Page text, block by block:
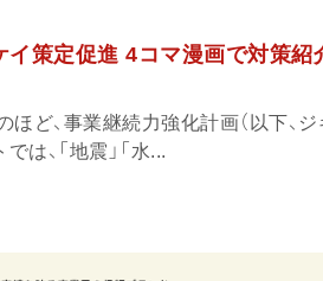
イ策定促進 4コマ漫画で対策紹
ほど、事業継続力強化計画（以下、
は、「地震」「水...